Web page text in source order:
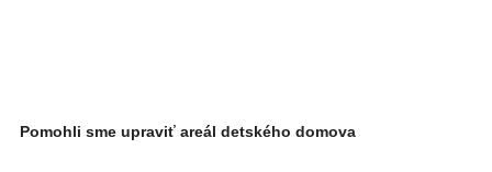
Pomohli sme upraviť areál detského domova